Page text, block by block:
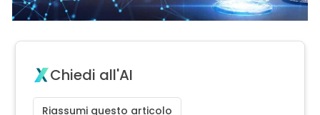
Chiedi all'AI
Riassumi questo articolo